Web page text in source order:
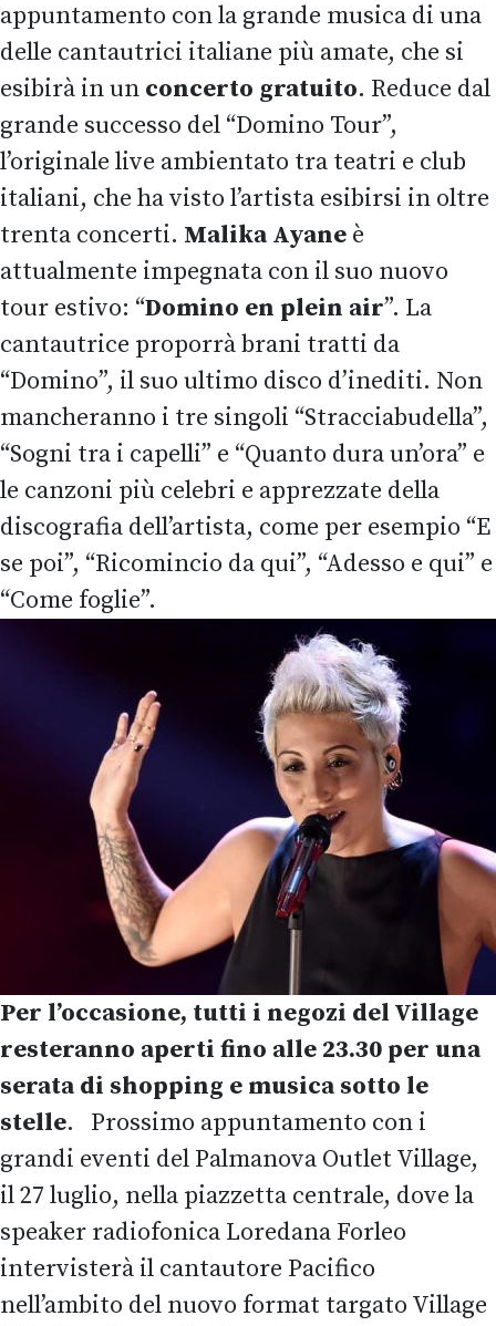
appuntamento con la grande musica di una
delle cantautrici italiane più amate, che si
esibirà in un concerto gratuito. Reduce dal
grande successo del “Domino Tour”,
l’originale live ambientato tra teatri e club
italiani, che ha visto l’artista esibirsi in oltre
trenta concerti. Malika Ayane è
attualmente impegnata con il suo nuovo
tour estivo: “Domino en plein air”. La
cantautrice proporrà brani tratti da
“Domino”, il suo ultimo disco d’inediti. Non
mancheranno i tre singoli “Stracciabudella”,
“Sogni tra i capelli” e “Quanto dura un’ora” e
le canzoni più celebri e apprezzate della
discografia dell’artista, come per esempio “E
se poi”, “Ricomincio da qui”, “Adesso e qui” e
“Come foglie”.
Per l’occasione, tutti i negozi del Village
resteranno aperti fino alle 23.30 per una
serata di shopping e musica sotto le
stelle. Prossimo appuntamento con i
grandi eventi del Palmanova Outlet Village,
il 27 luglio, nella piazzetta centrale, dove la
speaker radiofonica Loredana Forleo
intervisterà il cantautore Pacifico
nell’ambito del nuovo format targato Village